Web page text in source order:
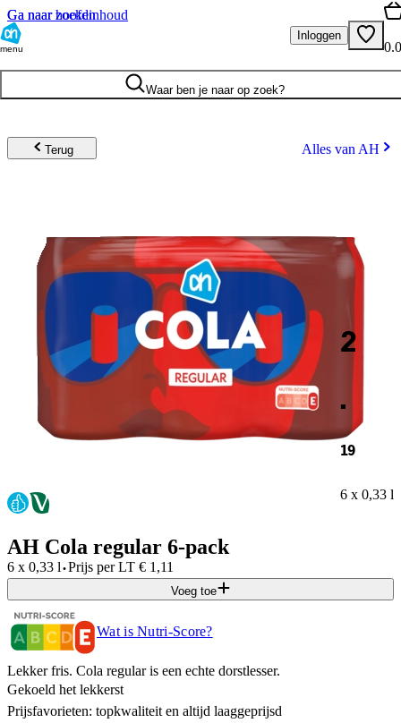
Ga naar hoofdinhoud
Ga naar zoeken
menu
Inloggen
Waar ben je naar op zoek?
Terug Alles van AH
2
.
19
6 x 0,33 l
AH Cola regular 6-pack
6 x 0,33 l·Prijs per LT € 1,11
Voeg toe
Wat is Nutri-Score?
Lekker fris. Cola regular is een echte dorstlesser.
Gekoeld het lekkerst
Prijsfavorieten: topkwaliteit en altijd laaggeprijsd​